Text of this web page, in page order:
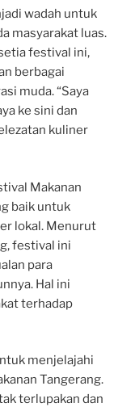
wadah untuk
masyarakat luas.
festival ini,
berbagai
muda. “Saya
ke sini dan
kuliner
Makanan
baik untuk
lokal. Menurut
festival ini
para
Hal ini
terhadap
menjelajahi
Tangerang.
terlupakan dan